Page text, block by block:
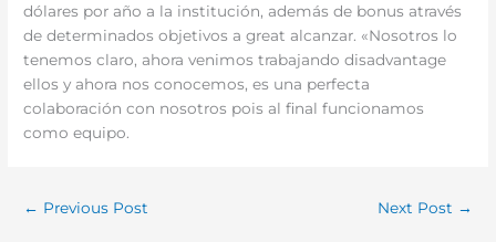
dólares por año a la institución, además de bonus através
de determinados objetivos a great alcanzar. «Nosotros lo
tenemos claro, ahora venimos trabajando disadvantage
ellos y ahora nos conocemos, es una perfecta
colaboración con nosotros pois al final funcionamos
como equipo.
← Previous Post Next Post →